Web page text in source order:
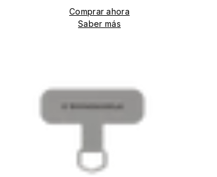
Comprar ahora
Saber más